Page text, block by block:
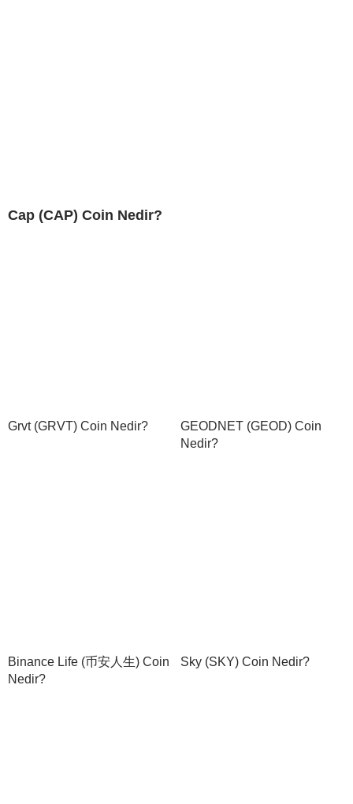
Cap (CAP) Coin Nedir?
Grvt (GRVT) Coin Nedir?
GEODNET (GEOD) Coin
Nedir?
Binance Life (币安人生) Coin
Nedir?
Sky (SKY) Coin Nedir?